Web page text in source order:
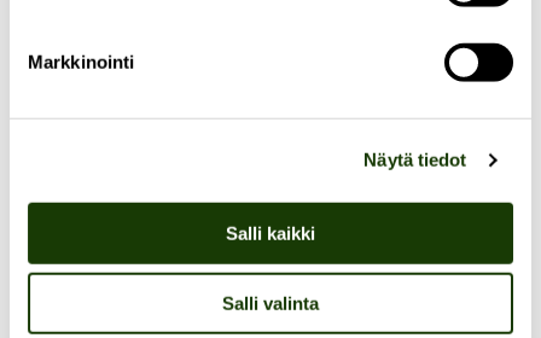
Markkinointi
Näytä tiedot
Salli kaikki
Salli valinta
on väitöskirjatutkija Helsingin yliopiston
globaalin kehitystutkimuksen oppiaineessa. Hän
tutkii susien suojelua ja siihen liittyviä konflikteja
yhteiselon ja poliittisen ekologian ähtökohdista.
Toiselta ammatiltaan hän on muusikko, ja myös
Puistokatu 4:n tutkijajäsen, joka on työssään tutkinut